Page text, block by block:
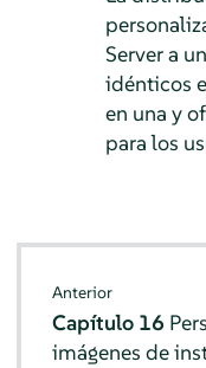
Servera
idénticos
en una y
para los
Anterior
Capítulo 16
imágenes de